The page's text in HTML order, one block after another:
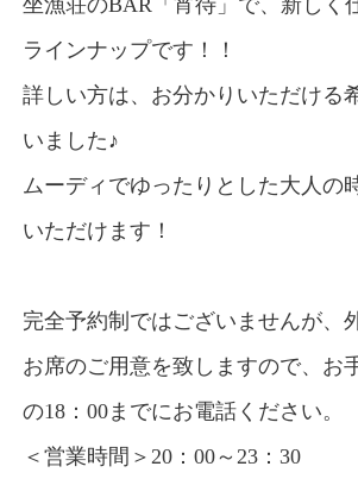
坐漁荘のBAR「宵待」で、新しく
ラインナップです！！
詳しい方は、お分かりいただける
いました♪
ムーディでゆったりとした大人の
いただけます！
完全予約制ではございませんが、
お席のご用意を致しますので、お
の18：00までにお電話ください。
＜営業時間＞20：00～23：30